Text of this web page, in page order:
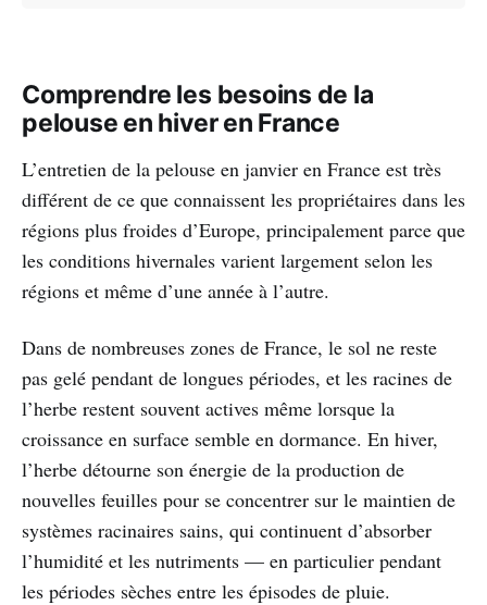
Comprendre les besoins de la
pelouse en hiver en France
L’entretien de la pelouse en janvier en France est très
différent de ce que connaissent les propriétaires dans les
régions plus froides d’Europe, principalement parce que
les conditions hivernales varient largement selon les
régions et même d’une année à l’autre.
Dans de nombreuses zones de France, le sol ne reste
pas gelé pendant de longues périodes, et les racines de
l’herbe restent souvent actives même lorsque la
croissance en surface semble en dormance. En hiver,
l’herbe détourne son énergie de la production de
nouvelles feuilles pour se concentrer sur le maintien de
systèmes racinaires sains, qui continuent d’absorber
l’humidité et les nutriments — en particulier pendant
les périodes sèches entre les épisodes de pluie.